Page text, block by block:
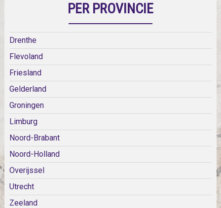
PER PROVINCIE
Drenthe
Flevoland
Friesland
Gelderland
Groningen
Limburg
Noord-Brabant
Noord-Holland
Overijssel
Utrecht
Zeeland